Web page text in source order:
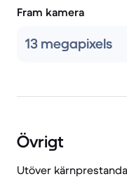
Fram kamera
13 megapixels
Övrigt
Utöver